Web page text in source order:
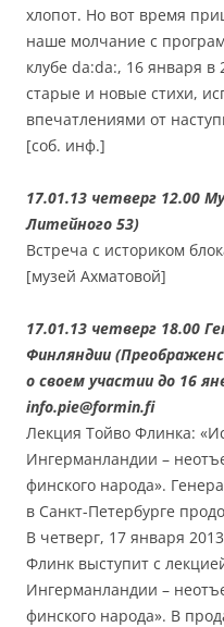
хлопот. Но вот время
наше молчание с
клубе da:da:, 16 января
старые и новые стихи,
впечатлениями от
[соб. инф.]
17.01.13 четверг 12.00
Литейного 53)
Встреча с историком
[музей Ахматовой]
17.01.13 четверг 18.00
Финляндии
о своем участии до 16
info.pie@formin.fi
Лекция Тойво Флинка:
Ингерманландии –
финского народа».
в Санкт-Петербурге
В четверг, 17 января
Флинк выступит с
Ингерманландии –
финского народа». В